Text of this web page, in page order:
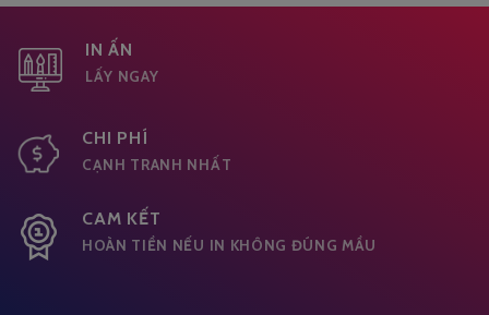
IN ẤN
LẤY NGAY
CHI PHÍ
CẠNH TRANH NHẤT
CAM KẾT
HOÀN TIỀN NẾU IN KHÔNG ĐÚNG MẦU